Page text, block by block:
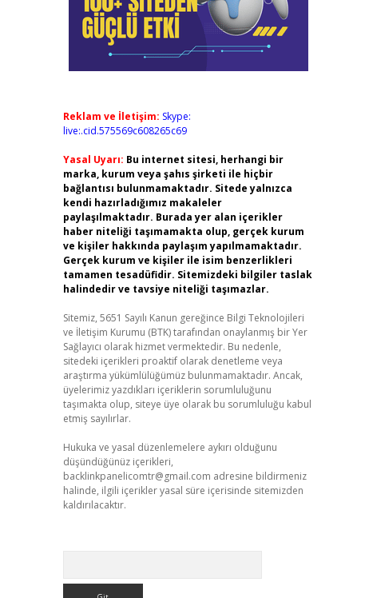
Reklam ve İletişim: Skype:
live:.cid.575569c608265c69
Yasal Uyarı: Bu internet sitesi, herhangi bir
marka, kurum veya şahıs şirketi ile hiçbir
bağlantısı bulunmamaktadır. Sitede yalnızca
kendi hazırladığımız makaleler
paylaşılmaktadır. Burada yer alan içerikler
haber niteliği taşımamakta olup, gerçek kurum
ve kişiler hakkında paylaşım yapılmamaktadır.
Gerçek kurum ve kişiler ile isim benzerlikleri
tamamen tesadüfidir. Sitemizdeki bilgiler taslak
halindedir ve tavsiye niteliği taşımazlar.
Sitemiz, 5651 Sayılı Kanun gereğince Bilgi Teknolojileri
ve İletişim Kurumu (BTK) tarafından onaylanmış bir Yer
Sağlayıcı olarak hizmet vermektedir. Bu nedenle,
sitedeki içerikleri proaktif olarak denetleme veya
araştırma yükümlülüğümüz bulunmamaktadır. Ancak,
üyelerimiz yazdıkları içeriklerin sorumluluğunu
taşımakta olup, siteye üye olarak bu sorumluluğu kabul
etmiş sayılırlar.
Hukuka ve yasal düzenlemelere aykırı olduğunu
düşündüğünüz içerikleri,
backlinkpanelicomtr@gmail.com adresine bildirmeniz
halinde, ilgili içerikler yasal süre içerisinde sitemizden
kaldırılacaktır.